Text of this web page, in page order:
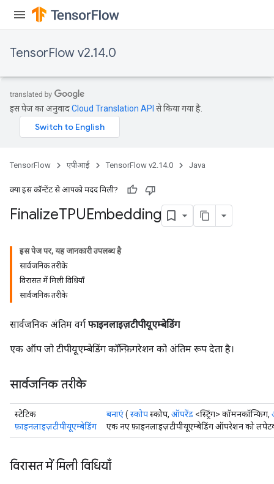
TensorFlow v2.14.0
इस पेज का अनुवादCloud Translation API से किया गया है.
TensorFlow एपीआई TensorFlow v2.14.0 Java
क्या इस कॉन्टेंट से आपको मदद मिली?
FinalizeTPUEmbedding
इस पेज पर, यह जानकारी उपलब्ध है
सार्वजनिक तरीके
विरासत में मिली विधियाँ
सार्वजनिक तरीके
सार्वजनिक अंतिम वर्ग फाइनलाइज़टीपीयूएम्बेडिंग
एक ऑप जो टीपीयूएम्बेडिंग कॉन्फ़िगरेशन को अंतिम रूप देता है।
सार्वजनिक तरीके
स्टेटिक
फ़ाइनलाइज़टीपीयूएम्बेडिंग
बनाएं( स्कोपस्कोप, ऑपरेंड <स्ट्रिंग> कॉमनकॉन्फिग,
एक नए फ़ाइनलाइज़टीपीयूएम्बेडिंग ऑपरेशन को
विरासत में मिली विधियाँ